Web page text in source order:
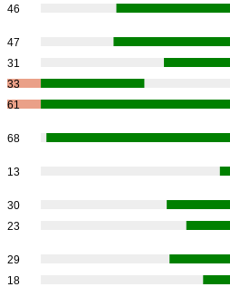
46
47
31
33
61
68
13
30
23
29
18